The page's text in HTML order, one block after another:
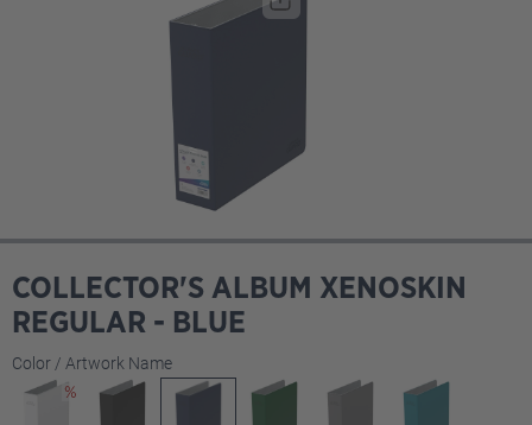
COLLECTOR'S ALBUM XENOSKIN
REGULAR - BLUE
Seleccione
Color / Artwork Name